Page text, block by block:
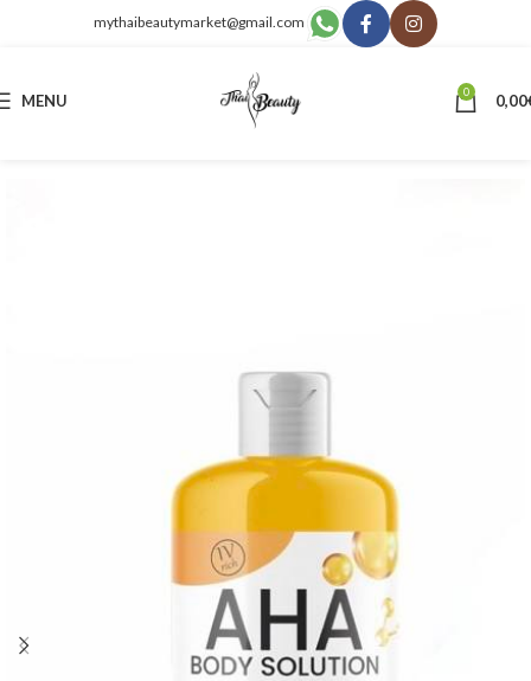
mythaibeautymarket@gmail.com
MENU 0 0,00